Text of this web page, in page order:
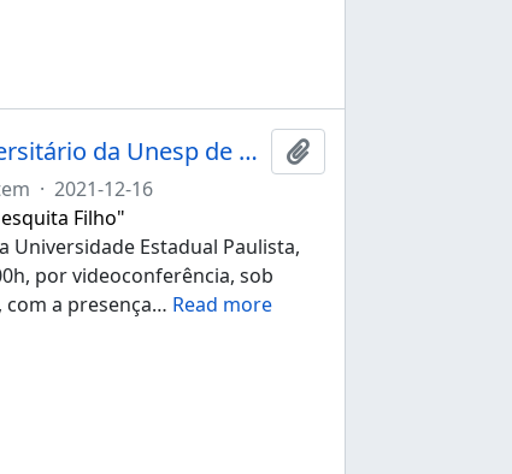
Ata da 268ª sessão ordinária do Conselho Universitário da Unesp de 16/12/2021
Add to clipboard
· 2021-12-16
Filho"
Universidade Estadual Paulista,
por videoconferência, sob
a presença… Read more